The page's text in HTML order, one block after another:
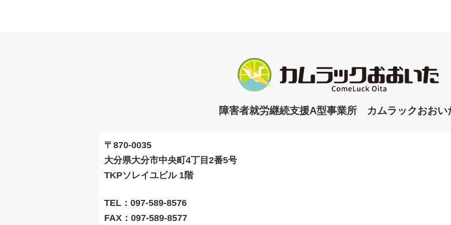
障害者就労継続支援A型事業所 カムラックおおい
〒870-0035
大分県大分市中央町4丁目2番5号
TKPソレイユビル 1階
TEL：097-589-8576
FAX：097-589-8577